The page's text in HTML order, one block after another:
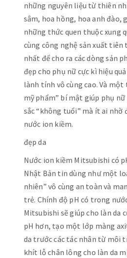
những nguyên liệu từ thiên
sâm, hoa hồng, hoa anh đào,
những thức quen thuộc xung
cùng công nghệ sản xuất tiên
nhất để cho ra các dòng sản
đẹp cho phụ nữ cực kì hiệu
lành tính vô cùng cao. Và
mỹ phẩm” bí mật giúp phụ
sắc “không tuổi” mà ít ai nhờ
nước ion kiềm.
đẹp da
Nước ion kiềm Mitsubishi có
Nhật Bản tin dùng như một
nhiên” vô cùng an toàn và
trẻ. Chính độ pH có trong
Mitsubishi sẽ giúp cho làn da
pH hơn, tạo một lớp màng
da trước các tác nhân từ môi
khít lỗ chân lông cho làn da